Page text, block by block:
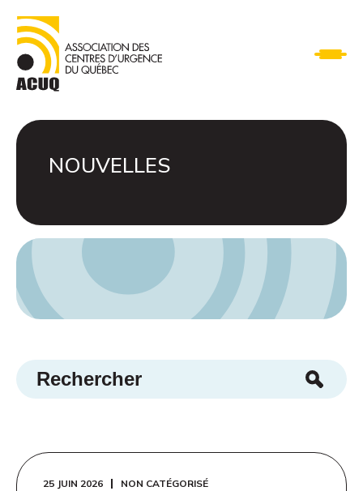
NOUVELLES
25 JUIN 2026 NON CATÉGORISÉ